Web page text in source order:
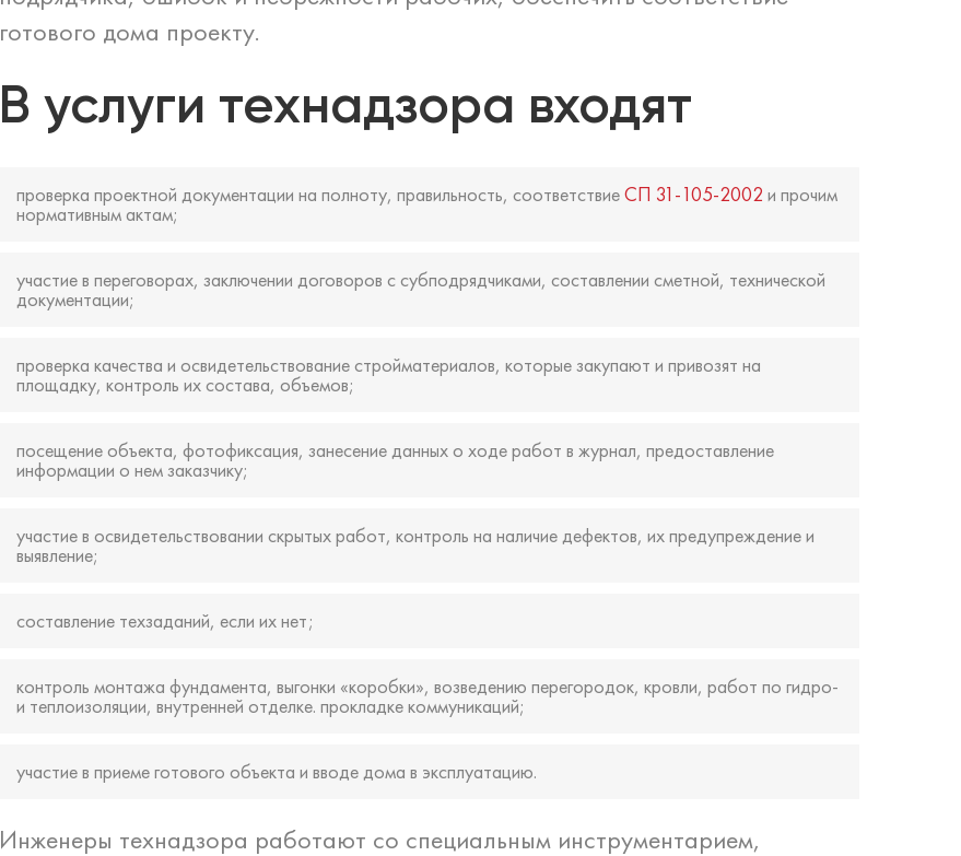
готового дома проекту.
В услуги технадзора входят
проверка проектной документации на полноту, правильность, соответствиеСП 31-105-2002 и прочим
нормативным актам;
участие в переговорах, заключении договоров с субподрядчиками, составлении сметной, технической
документации;
проверка качества и освидетельствование стройматериалов, которые закупают и привозят на
площадку, контроль их состава, объемов;
посещение объекта, фотофиксация, занесение данных о ходе работ в журнал, предоставление
информации о нем заказчику;
участие в освидетельствовании скрытых работ, контроль на наличие дефектов, их предупреждение и
выявление;
составление техзаданий, если их нет;
контроль монтажа фундамента, выгонки «коробки», возведению перегородок, кровли, работ по гидро-
и теплоизоляции, внутренней отделке. прокладке коммуникаций;
участие в приеме готового объекта и вводе дома в эксплуатацию.
Инженеры технадзора работают со специальным инструментарием,